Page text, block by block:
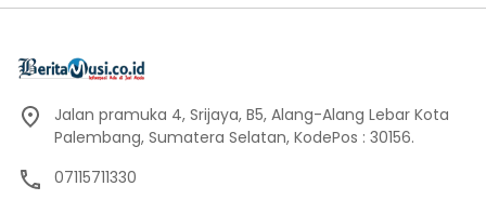
Jalan pramuka 4, Srijaya, B5, Alang-Alang Lebar Kota
Palembang, Sumatera Selatan, KodePos : 30156.
07115711330